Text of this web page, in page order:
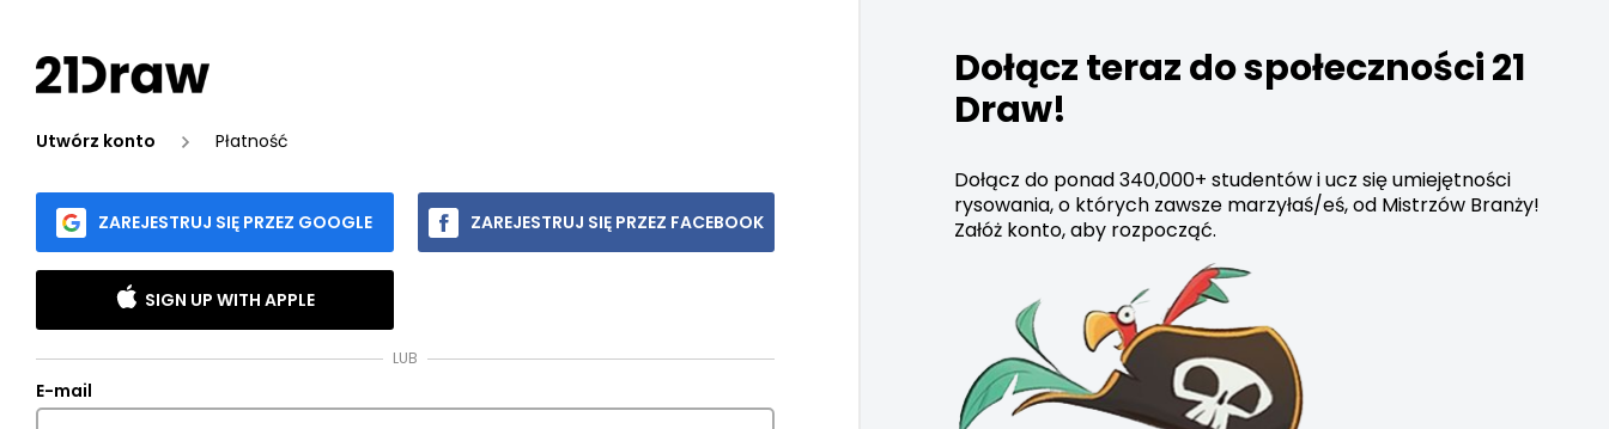
Utwórz konto Płatność
ZAREJESTRUJ SIĘ PRZEZ GOOGLE ZAREJESTRUJ SIĘ PRZEZ FACEBOOK
SIGN UP WITH APPLE
LUB
E-mail
Dołącz teraz do społeczności 21
Draw!
Dołącz do ponad 340,000+ studentów i ucz się umiejętności
rysowania, o których zawsze marzyłaś/eś, od Mistrzów Branży!
Załóż konto, aby rozpocząć.